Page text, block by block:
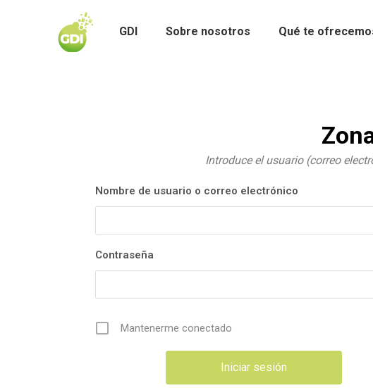
GDI Sobre nosotros Qué te
Introduce el usuario (correo
Nombre de usuario o correo electrónico
Contraseña
Mantenerme conectado